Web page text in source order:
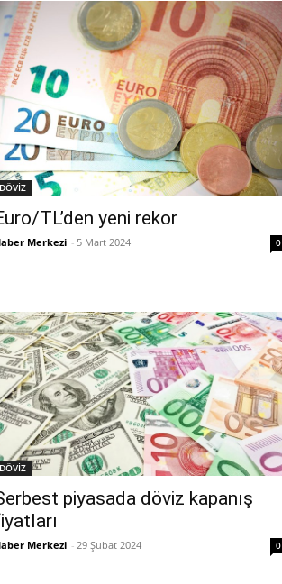
DÖVİZ
TL’den yeni rekor
Merkezi - 5 Mart 2024 0
DÖVİZ
piyasada döviz kapanış
Merkezi - 29 Şubat 2024 0